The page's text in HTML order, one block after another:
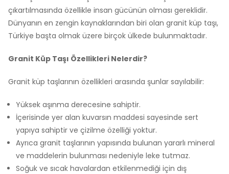
çıkartılmasında özellikle insan gücünün olması gereklidir.
Dünyanın en zengin kaynaklarından biri olan granit küp taşı,
Türkiye başta olmak üzere birçok ülkede bulunmaktadır.
Granit Küp Taşı Özellikleri Nelerdir?
Granit küp taşlarının özellikleri arasında şunlar sayılabilir:
Yüksek aşınma derecesine sahiptir.
İçerisinde yer alan kuvarsın maddesi sayesinde sert
yapıya sahiptir ve çizilme özelliği yoktur.
Ayrıca granit taşlarının yapısında bulunan yararlı mineral
ve maddelerin bulunması nedeniyle leke tutmaz.
Soğuk ve sıcak havalardan etkilenmediği için dış